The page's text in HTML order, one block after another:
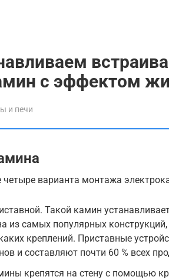
с эффектом
и печи
варианта монтажа
Такой камин
из самых популярных конструкций,
креплений. Приставные
и составляют почти 60 % всех
крепятся на стену с помощью